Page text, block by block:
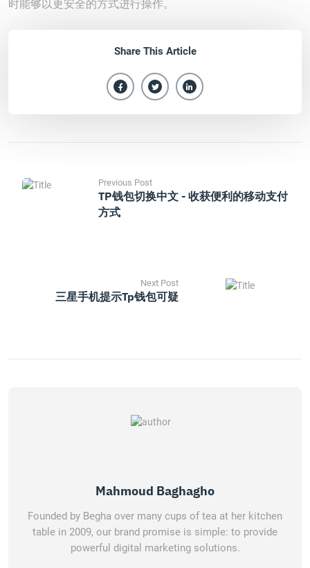
时能够以更安全的方式进行操作。
Share This Article
Previous Post
TP钱包切换中文 - 收获便利的移动支付
方式
Next Post
三星手机提示tp钱包可疑
Mahmoud Baghagho
Founded by Begha over many cups of tea at her kitchen
table in 2009, our brand promise is simple: to provide
powerful digital marketing solutions.